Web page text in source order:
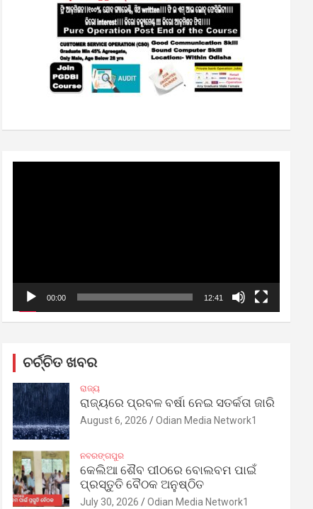
00:00 12:41
ଚର୍ଚ୍ଚିତ ଖବର
ରାଜ୍ୟ
ରାଜ୍ୟରେ ପ୍ରବଳ ବର୍ଷା ନେଇ ସତର୍କତା ଜାରି
August 6, 2026 Odian Media Network1
ନବରଙ୍ଗପୁର
କେଲିଆ ଶୈବ ପୀଠରେ ବୋଲବମ ପାଇଁ
ପ୍ରସ୍ତୁତି ବୈଠକ ଅନୁଷ୍ଠିତ
July 30, 2026 Odian Media Network1